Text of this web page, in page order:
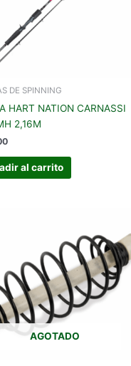
DE SPINNING
HART NATION CARNASSI
2,16M
al carrito
AGOTADO